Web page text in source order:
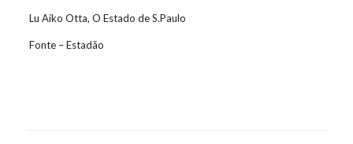
Lu Aiko Otta, O Estado de S.Paulo
Fonte – Estadão